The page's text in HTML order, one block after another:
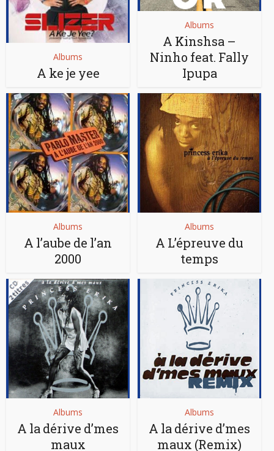
Albums
A ke je yee
Albums
A Kinshsa –
Ninho feat. Fally
Ipupa
Albums
A l’aube de l’an
2000
Albums
A L’épreuve du
temps
Albums
A la dérive d’mes
maux
Albums
A la dérive d’mes
maux (Remix)